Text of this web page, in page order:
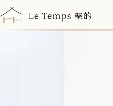
至
主